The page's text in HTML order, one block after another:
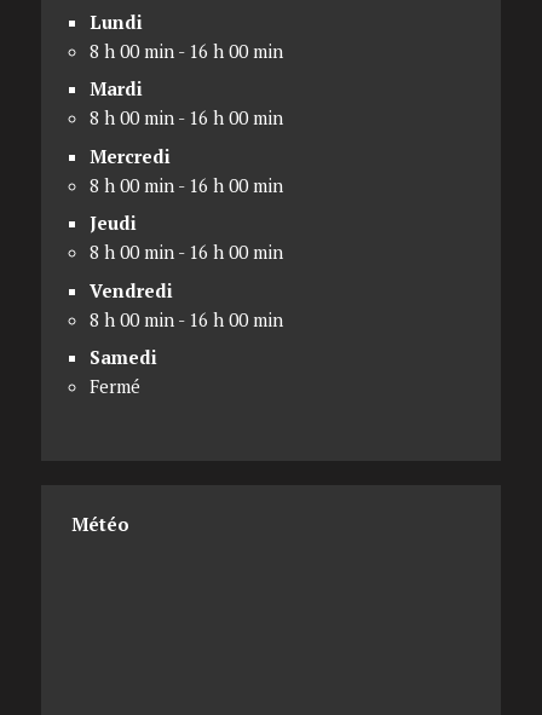
Lundi
8 h 00 min - 16 h 00 min
Mardi
8 h 00 min - 16 h 00 min
Mercredi
8 h 00 min - 16 h 00 min
Jeudi
8 h 00 min - 16 h 00 min
Vendredi
8 h 00 min - 16 h 00 min
Samedi
Fermé
Météo